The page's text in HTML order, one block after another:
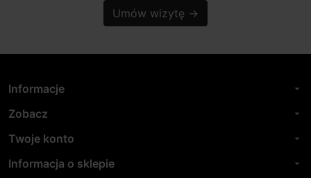
Umów wizytę →
Informacje arrow_drop_down
Zobacz arrow_drop_down
Twoje konto arrow_drop_down
Informacja o sklepie arrow_drop_down